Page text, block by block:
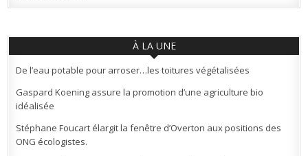
À LA UNE
De l’eau potable pour arroser…les toitures végétalisées
Gaspard Koening assure la promotion d’une agriculture bio
idéalisée
Stéphane Foucart élargit la fenêtre d’Overton aux positions des
ONG écologistes.